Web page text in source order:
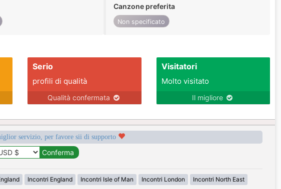
Canzone preferita
Non specificato
Serio
profili di qualità
Qualità confermata
Visitatori
Molto visitato
Il migliore
servizio, per favore sii di supporto
Incontri England Incontri Isle of Man Incontri London Incontri North East